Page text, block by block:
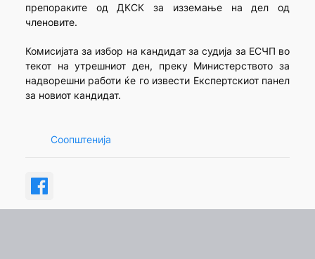
препораките од ДКСК за изземање на дел од
членовите.
Комисијата за избор на кандидат за судија за ЕСЧП во
текот на утрешниот ден, преку Министерството за
надворешни работи ќе го извести Експертскиот панел
за новиот кандидат.
Соопштенија